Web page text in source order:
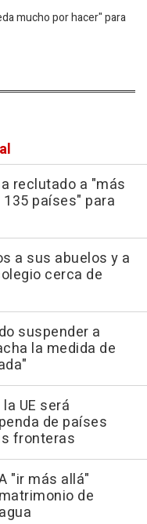
mucho por hacer" para
reclutado a "más
países" para
a sus abuelos y a
cerca de
suspender a
la medida de
UE será
de países
fronteras
"ir más allá"
de